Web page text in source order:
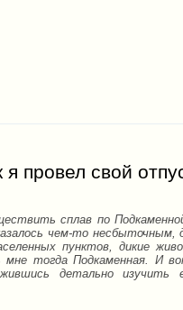
провел свой
сплав по Подкаменной
чем-то несбыточным,
пунктов, дикие
мне тогда Подкаменная. И
детально изучить